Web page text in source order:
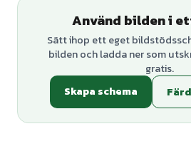
Använd bilden i
Sätt ihop ett eget
bilden och ladda ner som
gratis.
Skapa schema